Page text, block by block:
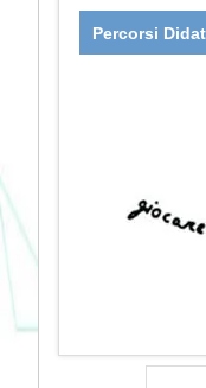
Percorsi